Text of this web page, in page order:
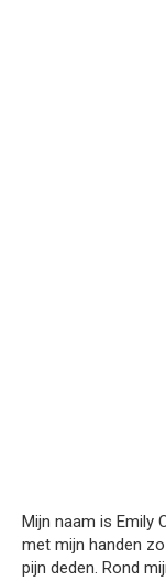
Mijn naam is Emily
met mijn handen
pijn deden. Rond